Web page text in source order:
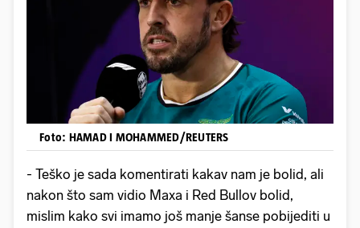
Foto: HAMAD I MOHAMMED/REUTERS
- Teško je sada komentirati kakav nam je bolid, ali
nakon što sam vidio Maxa i Red Bullov bolid,
mislim kako svi imamo još manje šanse pobijediti u